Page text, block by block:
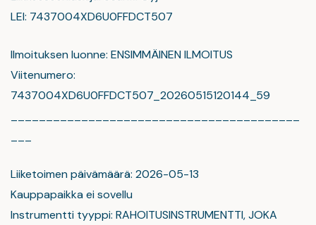
LEI: 7437004XD6U0FFDCT507
Ilmoituksen luonne: ENSIMMÄINEN ILMOITUS
Viitenumero:
7437004XD6U0FFDCT507_20260515120144_59
Liiketoimen päivämäärä: 2026-05-13
Kauppapaikka ei sovellu
Instrumentti tyyppi: RAHOITUSINSTRUMENTTI, JOKA